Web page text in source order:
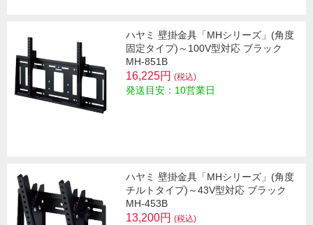
ハヤミ 壁掛金具「MHシリーズ」(角度
固定タイプ)～100V型対応 ブラック
MH-851B
16,225円 (税込)
発送目安：10営業日
ハヤミ 壁掛金具「MHシリーズ」(角度
チルトタイプ)～43V型対応 ブラック
MH-453B
13,200円 (税込)